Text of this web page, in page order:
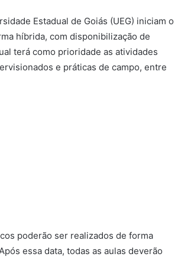
Estadual de Goiás (UEG) iniciam o
híbrida, com disponibilização de
terá como prioridade as atividades
e práticas de campo, entre
poderão ser realizados de forma
essa data, todas as aulas deverão